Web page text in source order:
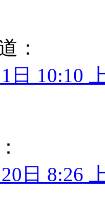
：
日 10:10
日 8:26